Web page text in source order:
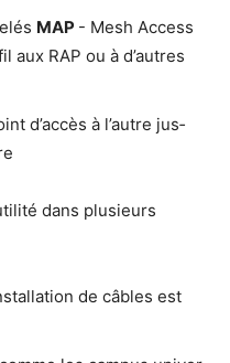
MAP - Mesh Access
aux RAP ou à d’autres
d’ac­cès à l’autre jus­
dans plu­sieurs
de câbles est